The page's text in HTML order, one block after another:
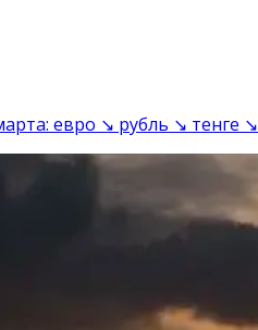
евро ↘ рубль ↘ тенге ↘